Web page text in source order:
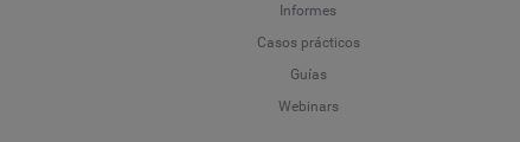
Informes
Casos prácticos
Guías
Webinars